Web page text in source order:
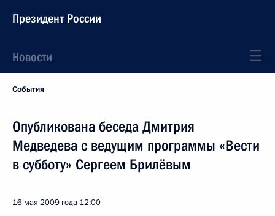
Президент России
Новости
События
Опубликована беседа Дмитрия
Медведева с ведущим программы «Вести
в субботу» Сергеем Брилёвым
16 мая 2009 года 12:00